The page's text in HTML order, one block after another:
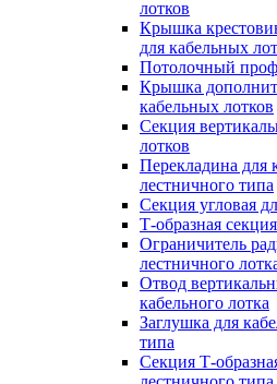
лотков
Крышка
для кабельных
Потолочный
Крышка
кабельных лотков
Секция
лотков
Перекладина для
лестничного типа
Секция угловая
Т-образная
Ограничитель
лестничного
Отвод
кабельного лотка
Заглушка для
типа
Секция Т-